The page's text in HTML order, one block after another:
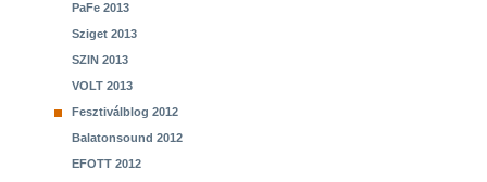
PaFe 2013
Sziget 2013
SZIN 2013
VOLT 2013
Fesztiválblog 2012
Balatonsound 2012
EFOTT 2012